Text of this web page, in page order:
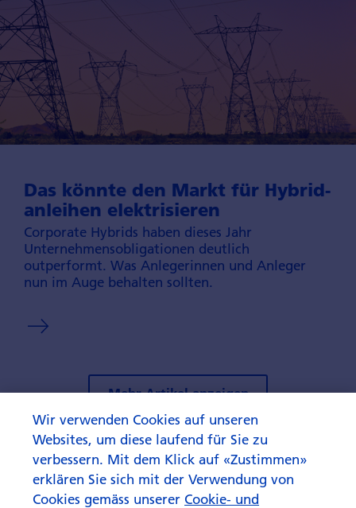
Das könnte den Markt für Hybrid­
anleihen elektrisieren
Corporate Hybrids haben dieses Jahr
Unternehmens­obligationen deutlich
outperformt. Was Anlegerinnen und Anleger
nun im Auge behalten sollten.
Mehr Artikel anzeigen
Wir verwenden Cookies auf unseren
Websites, um diese laufend für Sie zu
verbessern. Mit dem Klick auf «Zustimmen»
erklären Sie sich mit der Verwendung von
Cookies gemäss unserer Cookie- und